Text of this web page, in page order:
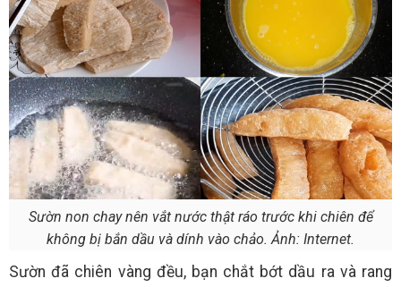
Sườn non chay nên vắt nước thật ráo trước khi chiên để
không bị bắn dầu và dính vào chảo. Ảnh: Internet.
Sườn đã chiên vàng đều, bạn chắt bớt dầu ra và rang